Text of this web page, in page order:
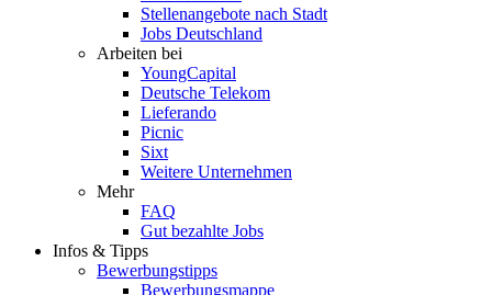
Stellenangebote nach Stadt
Jobs Deutschland
Arbeiten bei
YoungCapital
Deutsche Telekom
Lieferando
Picnic
Sixt
Weitere Unternehmen
Mehr
FAQ
Gut bezahlte Jobs
Infos & Tipps
Bewerbungstipps
Bewerbungsmappe